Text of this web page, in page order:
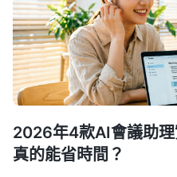
2026年4款AI會議助
真的能省時間？